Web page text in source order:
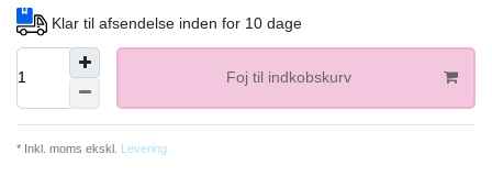
Klar til afsendelse inden for 10 dage
Foj til indkobskurv
* Inkl. moms ekskl. Levering